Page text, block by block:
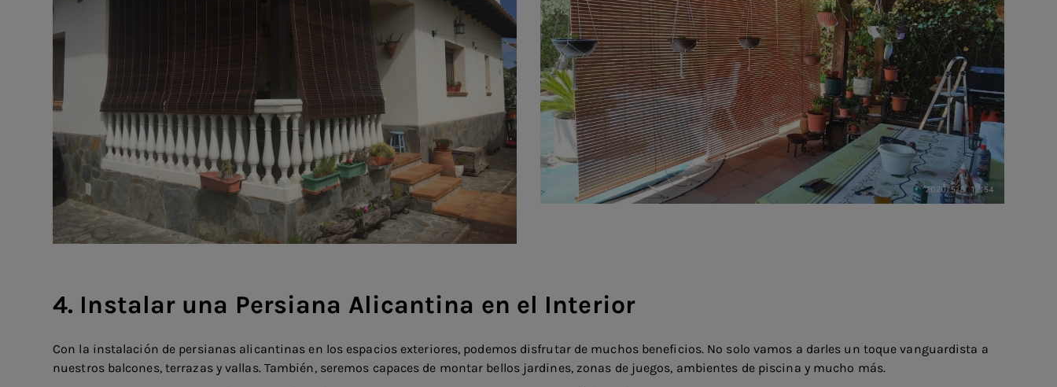
4. Instalar una Persiana Alicantina en el Interior
Con la instalación de persianas alicantinas en los espacios exteriores, podemos disfrutar de muchos beneficios. No solo vamos a darles un toque vanguardista a
nuestros balcones, terrazas y vallas. También, seremos capaces de montar bellos jardines, zonas de juegos, ambientes de piscina y mucho más.